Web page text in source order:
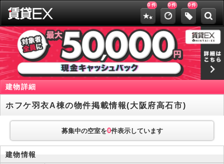
0 件 0件 0件
建物詳細
ホフケ羽衣A棟の物件掲載情報(大阪府高石市)
募集中の空室を0件表示しています
建物情報